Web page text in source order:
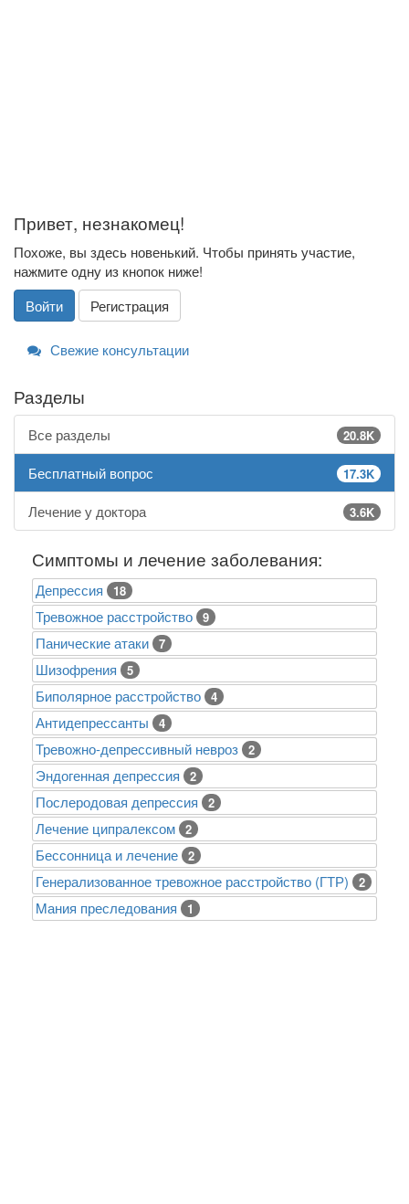
Привет, незнакомец!
Похоже, вы здесь новенький. Чтобы принять участие,
нажмите одну из кнопок ниже!
Войти
Регистрация
Свежие консультации
Разделы
Все разделы 20.8K
Бесплатный вопрос 17.3K
Лечение у доктора 3.6K
Симптомы и лечение заболевания:
Депрессия 18
Тревожное расстройство 9
Панические атаки 7
Шизофрения 5
Биполярное расстройство 4
Антидепрессанты 4
Тревожно-депрессивный невроз 2
Эндогенная депрессия 2
Послеродовая депрессия 2
Лечение ципралексом 2
Бессонница и лечение 2
Генерализованное тревожное расстройство (ГТР) 2
Mания преследования 1